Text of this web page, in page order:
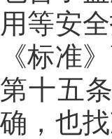
用等安
《标准
第十五
确，也